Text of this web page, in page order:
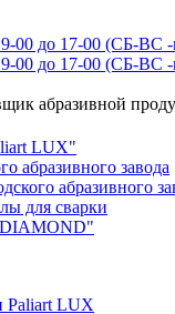
00 до 17-00 (СБ-ВС
00 до 17-00 (СБ-ВС
абразивной
LUX"
абразивного завода
абразивного
для сварки